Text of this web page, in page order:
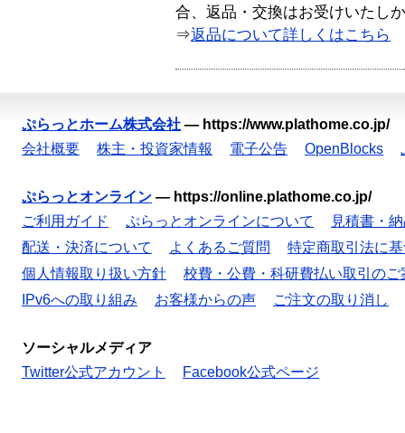
合、返品・交換はお受けいたし
⇒返品について詳しくはこちら
ぷらっとホーム株式会社 — https://www.plathome.co.jp/
会社概要
株主・投資家情報 電子公告 OpenBlocks
ぷらっとオンライン — https://online.plathome.co.jp/
ご利用ガイド
ぷらっとオンラインについて
見積書・
配送・決済について
よくあるご質問
特定商取引法に
個人情報取り扱い方針
校費・公費・科研費払い取引のご
IPv6への取り組み
お客様からの声 ご注文の取り消し
ソーシャルメディア
Twitter公式アカウント
Facebook公式ページ